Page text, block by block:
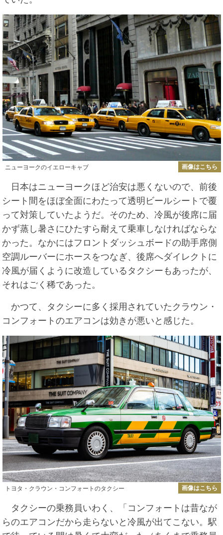
ニューヨークのイエローキャブ 画像はこちら
日本はニューヨークほど治安は悪くないので、前後
シート間をほぼ全面にわたって透明ビールシートで覆
って対策していたようだ。そのため、冷風が後席に届
かず蒸し暑さにひたすら耐えて乗車しなければならな
かった。なかにはフロントダッシュボードの助手席側
空調ルーバーにホースをつなぎ、後席へダイレクトに
冷風が届くように改造しているタクシーもあったが、
それはごく稀であった。
かつて、タクシーに多く採用されていたクラウン・
コンフォートのエアコンは効きが悪いと感じた。
トヨタ・クラウン・コンフォートのタクシー 画像はこちら
タクシーの乗務員いわく、「コンフォートは昔なが
らのエアコンだから走らないと冷風が出てこない。駅